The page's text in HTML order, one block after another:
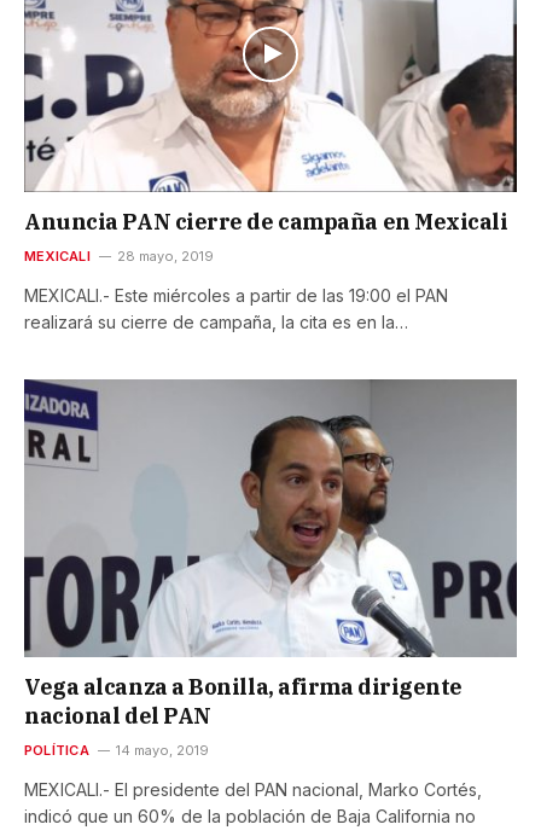
Anuncia PAN cierre de campaña en Mexicali
MEXICALI 28 mayo, 2019
MEXICALI.- Este miércoles a partir de las 19:00 el PAN
realizará su cierre de campaña, la cita es en la…
Vega alcanza a Bonilla, afirma dirigente
nacional del PAN
POLÍTICA 14 mayo, 2019
MEXICALI.- El presidente del PAN nacional, Marko Cortés,
indicó que un 60% de la población de Baja California no